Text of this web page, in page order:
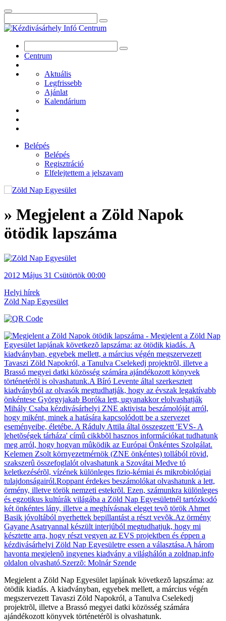
Centrum
Aktuális
Legfrissebb
Ajánlat
Kalendárium
Belépés
Belépés
Regisztráció
Elfelejtettem a jelszavam
» Megjelent a Zöld Napok
ötödik lapszáma
2012 Május 31 Csütörtök 00:00
Helyi hírek
Zöld Nap Egyesület
Megjelent a Zöld Nap Egyesület lapjának következõ lapszáma: az
ötödik kiadás. A kiadványban, egyebek mellett, a március végén
megszervezett Tavaszi Zöld Napokról, a Tanulva Cselekedj
projektrõl, illetve a Brassó megyei datki közösség számára
ajándékozott könyvek történetérõl is olvashatunk.